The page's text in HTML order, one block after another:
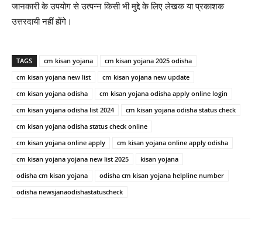
जानकारी के उपयोग से उत्पन्न किसी भी मुद्दे के लिए लेखक या प्रकाशक
उत्तरदायी नहीं होंगे।
TAGS cm kisan yojana
cm kisan yojana 2025 odisha
cm kisan yojana new list
cm kisan yojana new update
cm kisan yojana odisha
cm kisan yojana odisha apply online login
cm kisan yojana odisha list 2024
cm kisan yojana odisha status check
cm kisan yojana odisha status check online
cm kisan yojana online apply
cm kisan yojana online apply odisha
cm kisan yojana yojana new list 2025
kisan yojana
odisha cm kisan yojana
odisha cm kisan yojana helpline number
odisha newsjanaodishastatuscheck